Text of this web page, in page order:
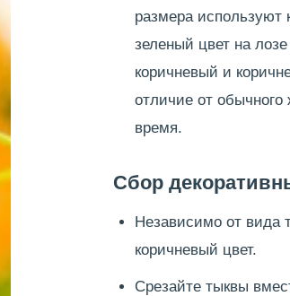
размера используют
зеленый цвет на
коричневый и
отличие от
время.
Сбор
Независимо от вида
коричневый цвет.
Срезайте тыквы